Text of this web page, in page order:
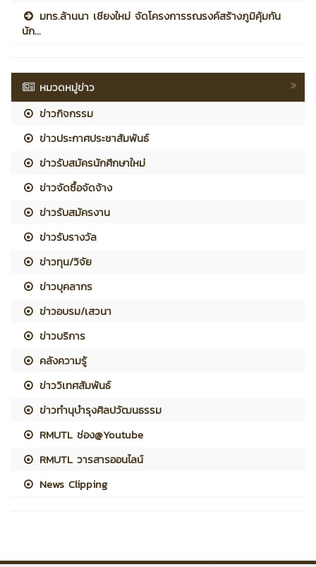
มทร.ล้านนา เชียงใหม่ จัดโครงการรณรงค์สร้างภูมิคุ้มกัน
นัก...
หมวดหมู่ข่าว
ข่าวกิจกรรม
ข่าวประกาศประชาสัมพันธ์
ข่าวรับสมัครนักศึกษาใหม่
ข่าวจัดซื้อจัดจ้าง
ข่าวรับสมัครงาน
ข่าวรับรางวัล
ข่าวทุน/วิจัย
ข่าวบุคลากร
ข่าวอบรม/เสวนา
ข่าวบริการ
คลังความรู้
ข่าววิเทศสัมพันธ์
ข่าวทำนุบำรุงศิลปวัฒนธรรม
RMUTL ช่อง@Youtube
RMUTL วารสารออนไลน์
News Clipping